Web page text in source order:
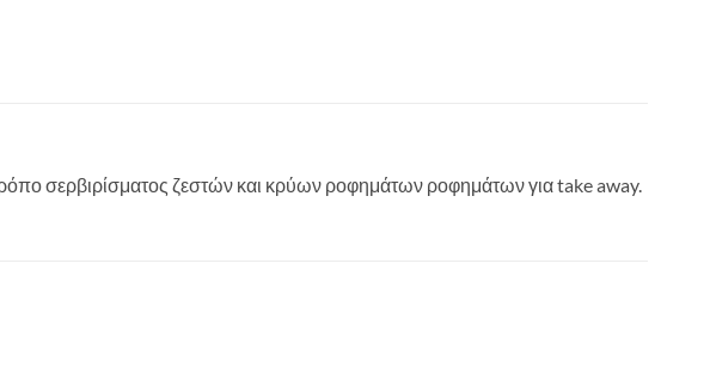
σερβιρίσματος ζεστών και κρύων ροφημάτων ροφημάτων για take away.